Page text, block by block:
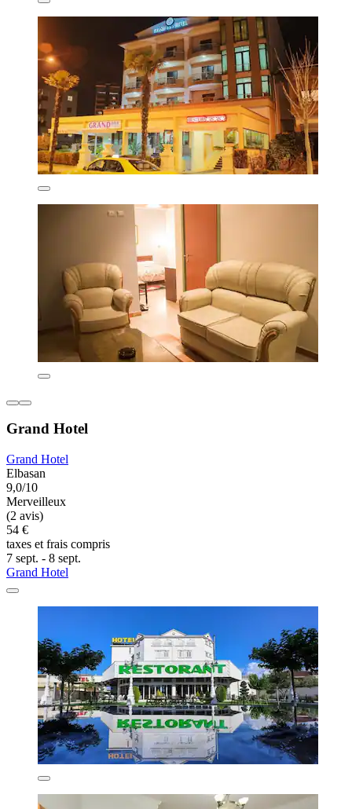
Grand Hotel
Grand Hotel
Elbasan
9,0/10
Merveilleux
(2 avis)
54 €
taxes et frais compris
7 sept. - 8 sept.
Grand Hotel